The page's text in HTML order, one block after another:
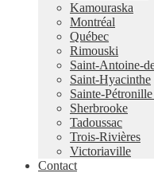
Kamouraska
Montréal
Québec
Rimouski
Saint-Antoine-
Saint-Hyacinthe
Sainte-
Sherbrooke
Tadoussac
Trois-Rivières
Victoriaville
Contact